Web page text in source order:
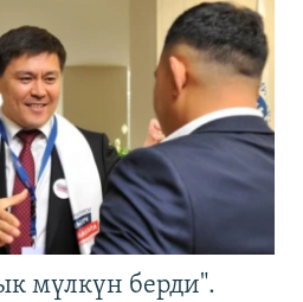
мүлкүн берди".